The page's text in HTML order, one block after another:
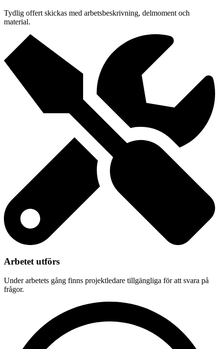
Tydlig offert skickas med arbetsbeskrivning, delmoment och
material.
Arbetet utförs
Under arbetets gång finns projektledare tillgängliga för att svara på
frågor.